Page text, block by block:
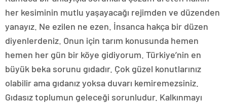
her kesiminin mutlu yaşayacağı rejimden ve düzenden
yanayız. Ne ezilen ne ezen. İnsanca hakça bir düzen
diyenlerdeniz. Onun için tarım konusunda hemen
hemen her gün bir köye gidiyorum. Türkiye’nin en
büyük beka sorunu gıdadır. Çok güzel konutlarınız
olabilir ama gıdanız yoksa duvarı kemiremezsiniz.
Gıdasız toplumun geleceği sorunludur. Kalkınmayı